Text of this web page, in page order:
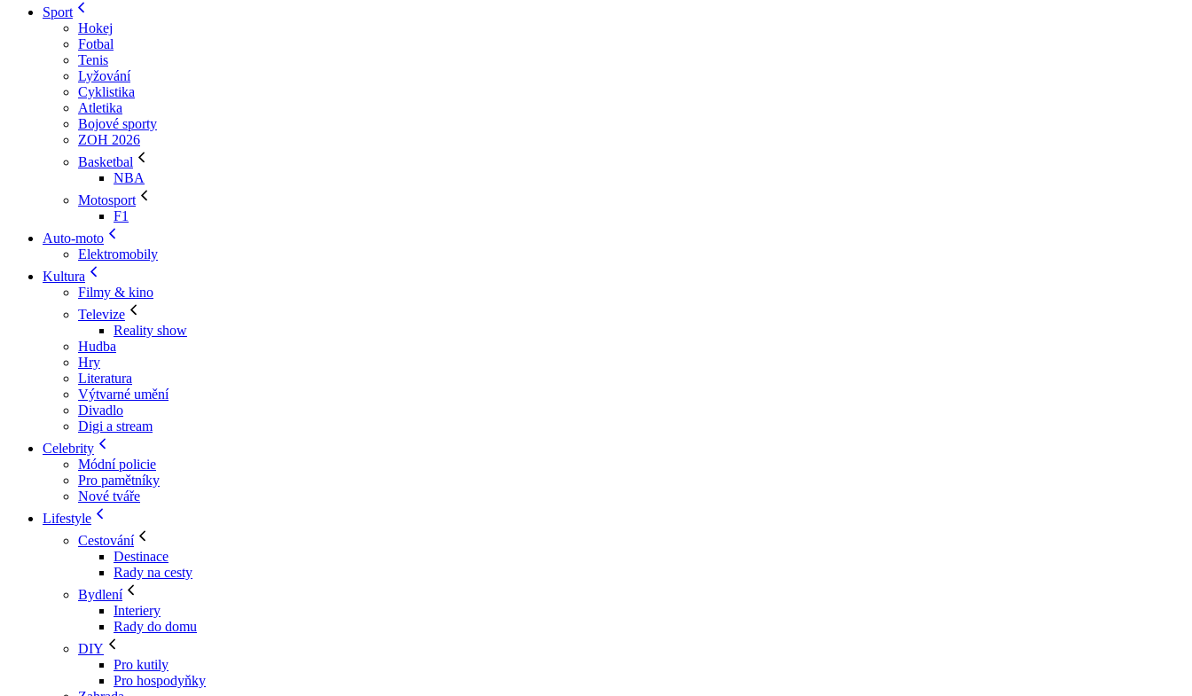
Sport
Hokej
Fotbal
Tenis
Lyžování
Cyklistika
Atletika
Bojové sporty
ZOH 2026
Basketbal
NBA
Motosport
F1
Auto-moto
Elektromobily
Kultura
Filmy & kino
Televize
Reality show
Hudba
Hry
Literatura
Výtvarné umění
Divadlo
Digi a stream
Celebrity
Módní policie
Pro pamětníky
Nové tváře
Lifestyle
Cestování
Destinace
Rady na cesty
Bydlení
Interiery
Rady do domu
DIY
Pro kutily
Pro hospodyňky